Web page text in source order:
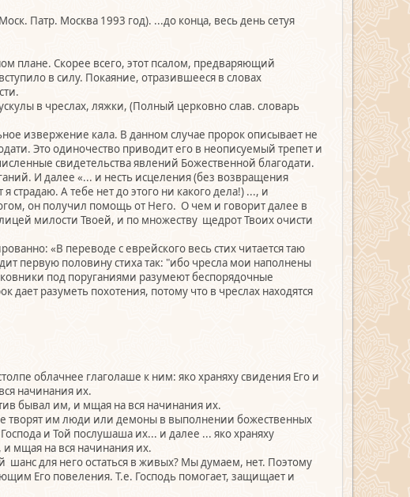
Патр. Москва 1993 год). ...до конца, весь день сетуя
плане. Скорее всего, этот псалом, предваряющий
в силу. Покаяние, отразившееся в словах
в чреслах, ляжки, (Полный церковно слав. словарь
извержение кала. В данном случае пророк описывает не
Это одиночество приводит его в неописуемый трепет и
свидетельства явлений Божественной благодати.
И далее «... и несть исцеления (без возвращения
страдаю. А тебе нет до этого ни какого дела!) ..., и
он получил помощь от Него. О чем и говорит далее в
милости Твоей, и по множеству щедрот Твоих очисти
«В переводе с еврейского весь стих читается таю
первую половину стиха так: "ибо чресла мои наполнены
под поруганиями разумеют беспорядочные
разуметь похотения, потому что в чреслах находятся
облачнее глаголаше к ним: яко храняху свидения Его и
начинания их.
бывал им, и мщая на вся начинания их.
творят им люди или демоны в выполнении божественных
и Той послушаша их... и далее ... яко храняху
мщая на вся начинания их.
шанс для него остаться в живых? Мы думаем, нет. Поэтому
Его повеления. Т.е. Господь помогает, защищает и